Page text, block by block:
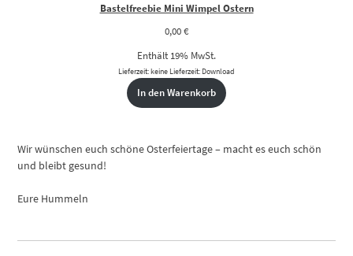
Bastelfreebie Mini Wimpel Ostern
0,00€
Enthält 19% MwSt.
Lieferzeit: keine Lieferzeit: Download
In den Warenkorb
Wir wünschen euch schöne Osterfeiertage – macht es euch schön
und bleibt gesund!
Eure Hummeln